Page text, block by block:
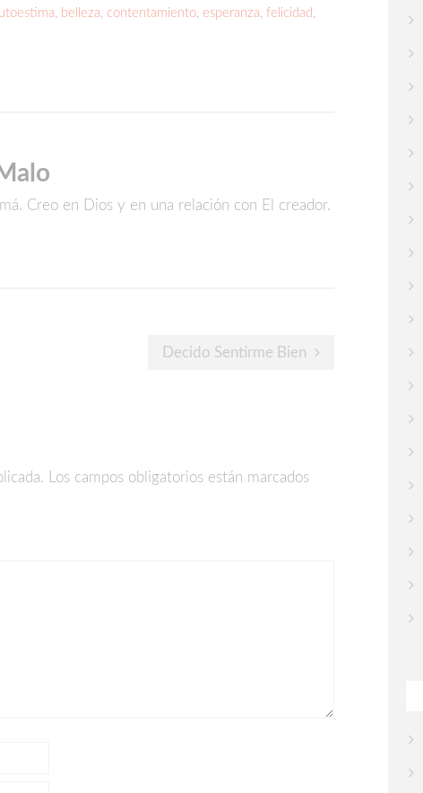
belleza contentamiento esperanza felicidad
Creo en Dios y en una relación con El creador.
Decido Sentirme Bien
Los campos obligatorios están marcados